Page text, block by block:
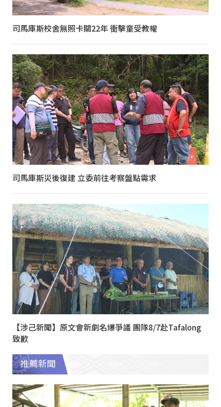
司馬庫斯校舍無照卡關22年 衝擊童受教權
司馬庫斯災後復建 立委前往考察盤點需求
【涉己新聞】原文會新劇名爆爭議 團隊8/7赴Tafalong
致歉
推薦新聞